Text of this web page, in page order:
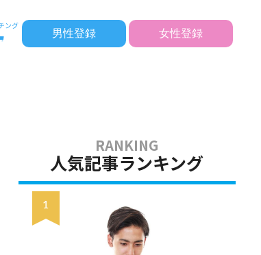
男性登録 女性登録
人気記事ランキング